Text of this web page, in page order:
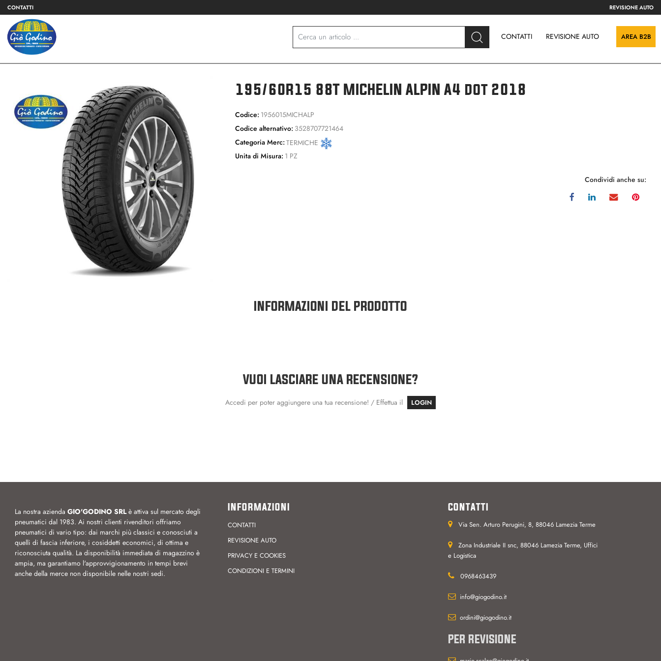
CONTATTI REVISIONE AUTO
CONTATTI REVISIONE AUTO AREA B2B
195/60R15 88T MICHELIN ALPIN A4 dot 2018
Codice: 1956015MICHALP
Codice alternativo: 3528707721464
Categoria Merc: TERMICHE
Unita di Misura: 1 PZ
Condividi anche su:
INFORMAZIONI DEL PRODOTTO
VUOI LASCIARE UNA RECENSIONE?
Accedi per poter aggiungere una tua recensione! / Effettua il LOGIN
La nostra azienda GIO'GODINO SRLè attiva sul mercato degli
pneumatici dal 1983. Ai nostri clienti rivenditori offriamo
pneumatici di vario tipo: dai marchi più classici e conosciuti a
quelli di fascia inferiore, i cosiddetti economici, di ottima e
riconosciuta qualità. La disponibilità immediata di magazzino è
ampia, ma garantiamo l'approvvigionamento in tempi brevi
anche della merce non disponibile nelle nostri sedi.
INFORMAZIONI
CONTATTI
REVISIONE AUTO
PRIVACY E COOKIES
CONDIZIONI E TERMINI
CONTATTI
Via Sen. Arturo Perugini, 8, 88046 Lamezia Terme
Zona Industriale II snc, 88046 Lamezia Terme, Uffici
e Logistica
0968463439
info@giogodino.it
ordini@giogodino.it
PER REVISIONE